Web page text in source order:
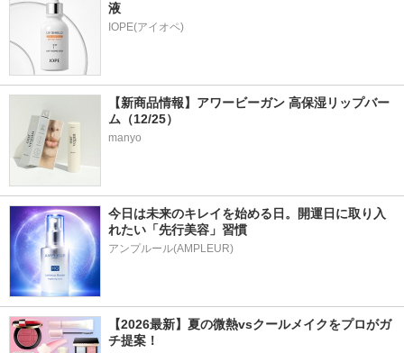
液
【新商品情報】アワービーガン 高保湿リップバー
ム（12/25）
manyo
今日は未来のキレイを始める日。開運日に取り入
れたい「先行美容」習慣
アンプルール(AMPLEUR)
【2026最新】夏の微熱vsクールメイクをプロがガ
チ提案！